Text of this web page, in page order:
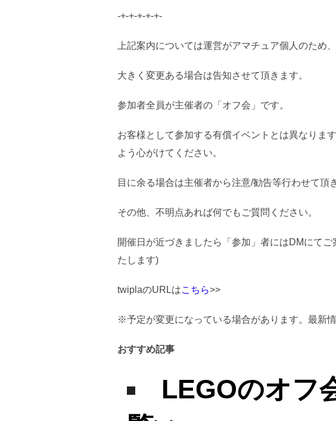
-+-+-+-+-+-
上記案内については運営がアマチュア個人のた
大きく変更ある場合は告知させて頂きます。
参加者全員が主催者の「オフ会」です。
お客様として参加する有償イベントとは異なりま
よう心がけてください。
目に余る場合は主催者から注意/勧告等行わせて頂
その他、不明点あれば何でもご質問ください。
開催日が近づきましたら「参加」者にはDMにて
たします)
twiplaのURLはこちら>>
※予定が変更になっている場合があります。最新
おすすめ記事
LEGOのオフ